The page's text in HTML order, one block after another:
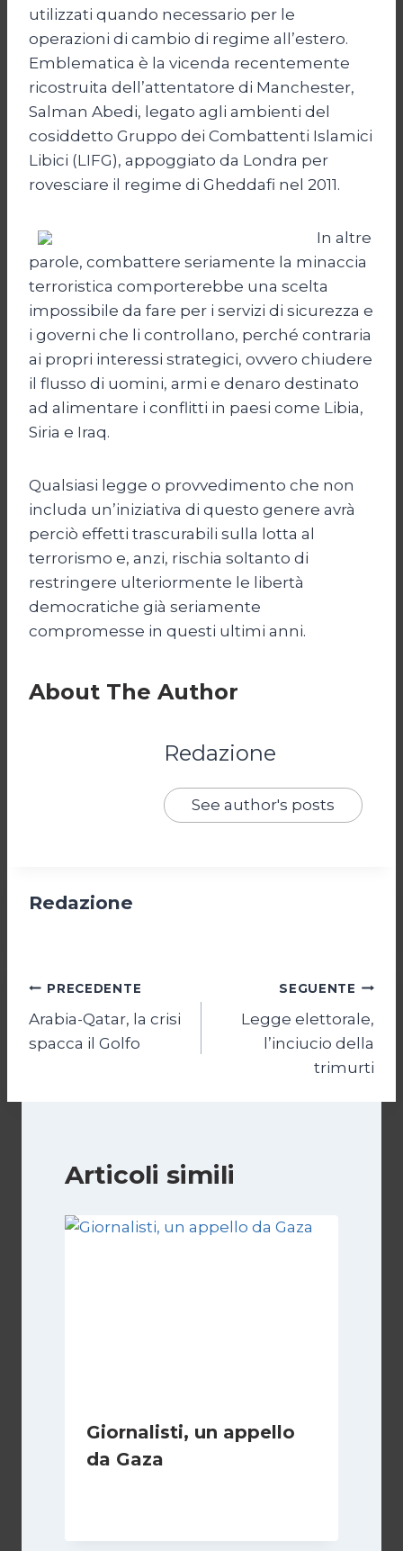
utilizzati quando necessario per le
operazioni di cambio di regime all’estero.
Emblematica è la vicenda recentemente
ricostruita dell’attentatore di Manchester,
Salman Abedi, legato agli ambienti del
cosiddetto Gruppo dei Combattenti Islamici
Libici (LIFG), appoggiato da Londra per
rovesciare il regime di Gheddafi nel 2011.
In altre
parole, combattere seriamente la minaccia
terroristica comporterebbe una scelta
impossibile da fare per i servizi di sicurezza e
i governi che li controllano, perché contraria
ai propri interessi strategici, ovvero chiudere
il flusso di uomini, armi e denaro destinato
ad alimentare i conflitti in paesi come Libia,
Siria e Iraq.
Qualsiasi legge o provvedimento che non
includa un’iniziativa di questo genere avrà
perciò effetti trascurabili sulla lotta al
terrorismo e, anzi, rischia soltanto di
restringere ulteriormente le libertà
democratiche già seriamente
compromesse in questi ultimi anni.
About The Author
Redazione
See author's posts
Redazione
Navigazione
articoli
PRECEDENTE
Arabia-Qatar, la crisi
spacca il Golfo
SEGUENTE
Legge elettorale,
l’inciucio della
trimurti
Articoli simili
Giornalisti, un appello
da Gaza